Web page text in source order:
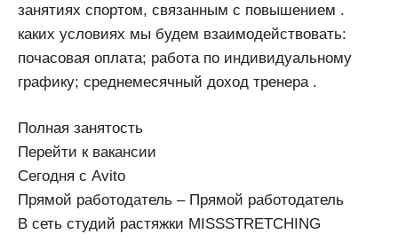
занятиях спортом, связанным с повышением .
каких условиях мы будем взаимодействовать:
почасовая оплата; работа по индивидуальному
графику; среднемесячный доход тренера .
Полная занятость
Перейти к вакансии
Сегодня с Avito
Прямой работодатель – Прямой работодатель
В сеть студий растяжки MISSSTRETCHING